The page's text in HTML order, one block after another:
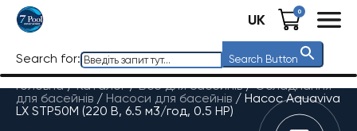
UK 0
Search for: Search Button
Головна / Каталог/Все для басейнів/Обладнання
для басейнів / Насоси для басейнів / Насос Aquaviva
LX STP50M (220 В, 6.5 м3/год, 0.5 HP)